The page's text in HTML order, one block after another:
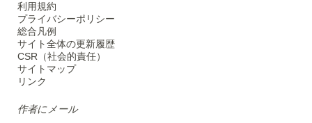
利用規約
プライバシーポリシー
総合凡例
サイト全体の更新履歴
CSR（社会的責任）
サイトマップ
リンク
作者にメール